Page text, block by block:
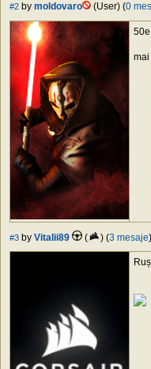
#2 by moldovaro (User) (0
50e
mai
#3 by Vitalii89 ( ) (3 mesaje